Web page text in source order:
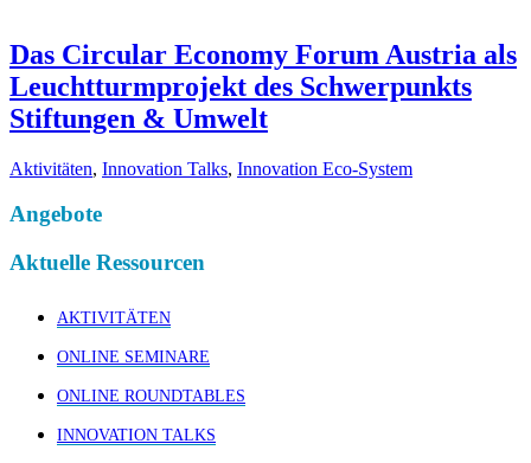
Das Circular Economy Forum Austria als
Leuchtturmprojekt des Schwerpunkts
Stiftungen & Umwelt
Aktivitäten, Innovation Talks, Innovation Eco-System
Angebote
Aktuelle Ressourcen
AKTIVITÄTEN
ONLINE SEMINARE
ONLINE ROUNDTABLES
INNOVATION TALKS